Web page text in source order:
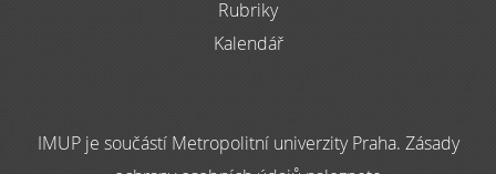
Rubriky
Kalendář
IMUP je součástí Metropolitní univerzity Praha. Zásady